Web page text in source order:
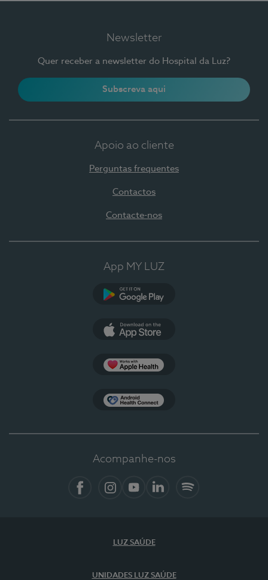
Newsletter
Quer receber a newsletter do Hospital da Luz?
Subscreva aqui
Apoio ao cliente
Perguntas frequentes
Contactos
Contacte-nos
App MY LUZ
Acompanhe-nos
LUZ SAÚDE
UNIDADES LUZ SAÚDE